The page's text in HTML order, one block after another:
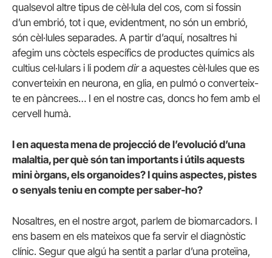
qualsevol altre tipus de cèl·lula del cos, com si fossin
d’un embrió, tot i que, evidentment, no són un embrió,
són cèl·lules separades. A partir d’aquí, nosaltres hi
afegim uns còctels específics de productes químics als
cultius cel·lulars i li podem dira aquestes cèl·lules que es
converteixin en neurona, en glia, en pulmó o converteix-
te en pàncrees… I en el nostre cas, doncs ho fem amb el
cervell humà.
I en aquesta mena de projecció de l’evolució d’una
malaltia, per què són tan importants i útils aquests
mini òrgans, els organoides? I quins aspectes, pistes
o senyals teniu en compte per saber-ho?
Nosaltres, en el nostre argot, parlem de biomarcadors. I
ens basem en els mateixos que fa servir el diagnòstic
clínic. Segur que algú ha sentit a parlar d’una proteïna,